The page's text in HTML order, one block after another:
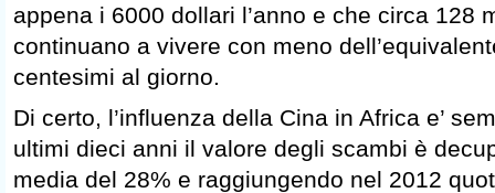
appena i 6000 dollari l’anno e che circa 128
continuano a vivere con meno
centesimi al giorno.
Di certo, l’influenza della Cina in Africa e’
ultimi dieci anni il valore degli scambi è
media del 28% e raggiungendo nel 2012